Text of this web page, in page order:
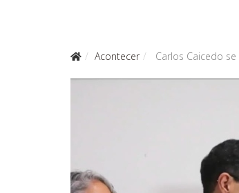
Acontecer Carlos Caicedo